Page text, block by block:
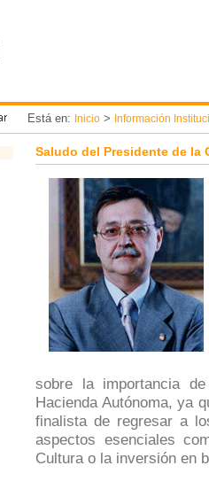
Está en: Inicio > Información
Saludo del Presidente de la
sobre la importancia
Hacienda Autónoma, ya
finalista de regresar a
aspectos esenciales
Cultura o la inversión en